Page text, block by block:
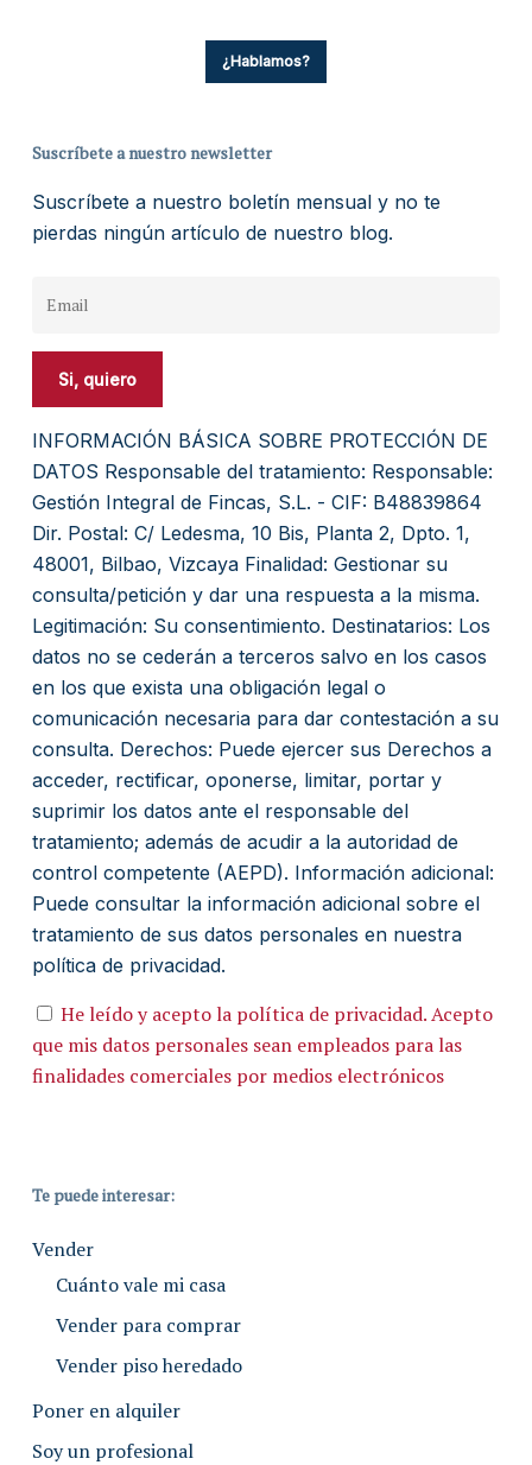
¿Hablamos?
Suscríbete a nuestro newsletter
Suscríbete a nuestro boletín mensual y no te
pierdas ningún artículo de nuestro blog.
INFORMACIÓN BÁSICA SOBRE PROTECCIÓN DE
DATOS Responsable del tratamiento: Responsable:
Gestión Integral de Fincas, S.L. - CIF: B48839864
Dir. Postal: C/ Ledesma, 10 Bis, Planta 2, Dpto. 1,
48001, Bilbao, Vizcaya Finalidad: Gestionar su
consulta/petición y dar una respuesta a la misma.
Legitimación: Su consentimiento. Destinatarios: Los
datos no se cederán a terceros salvo en los casos
en los que exista una obligación legal o
comunicación necesaria para dar contestación a su
consulta. Derechos: Puede ejercer sus Derechos a
acceder, rectificar, oponerse, limitar, portar y
suprimir los datos ante el responsable del
tratamiento; además de acudir a la autoridad de
control competente (AEPD). Información adicional:
Puede consultar la información adicional sobre el
tratamiento de sus datos personales en nuestra
política de privacidad.
He leído y acepto la política de privacidad. Acepto
que mis datos personales sean empleados para las
finalidades comerciales por medios electrónicos
Te puede interesar:
Vender
Cuánto vale mi casa
Vender para comprar
Vender piso heredado
Poner en alquiler
Soy un profesional